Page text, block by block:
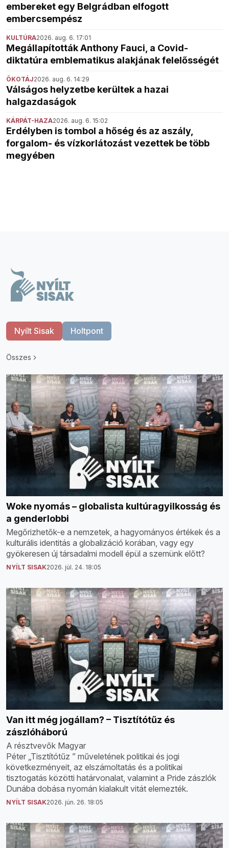
embereket egy Belgrádban elfogott
embercsempész
KULTÚRA2026. aug. 6. 17:01
Megállapították Anthony Fauci, a Covid-
diktatúra emblematikus alakjának felelősségét
ÖKOTÁJ2026. aug. 6. 14:29
Válságos helyzetbe kerültek a hazai
halgazdaságok
KÁRPÁT-HAZA2026. aug. 6. 15:02
Erdélyben is tombol a hőség és az aszály,
forgalom- és vízkorlátozást vezettek be több
megyében
Nyílt Sisak Holtpont
Összes
Woke nyomás – globalista kultúragyilkosság és
a genderlobbi
Megőrizhetők-e a nemzetek, a hagyományos értékek és a
kulturális identitás a globalizáció korában, vagy egy
gyökeresen új társadalmi modell épül a szemünk előtt?
NYÍLT SISAK2026. júl. 24. 18:05
Van itt még jogállam? – Tisztítótűz és
zászlóháború
A résztvevők Magyar
Péter „Tisztítótűz ” műveletének politikai és jogi
következményeit, az elszámoltatás és a politikai
tisztogatás közötti határvonalat, valamint a Pride zászlók
Dunába dobása nyomán kialakult vitát elemezték.
NYÍLT SISAK2026. jún. 26. 18:05